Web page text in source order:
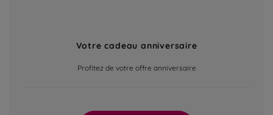
Votre cadeau anniversaire
Profitez de votre offre anniversaire